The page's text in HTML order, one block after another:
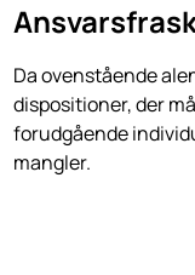
Da ovenstående
dispositioner, der
forudgående
mangler.